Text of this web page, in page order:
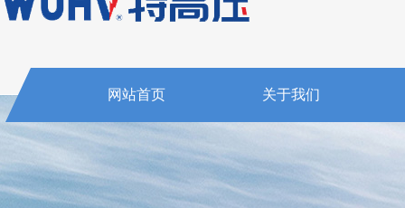
网站首页 关于我们